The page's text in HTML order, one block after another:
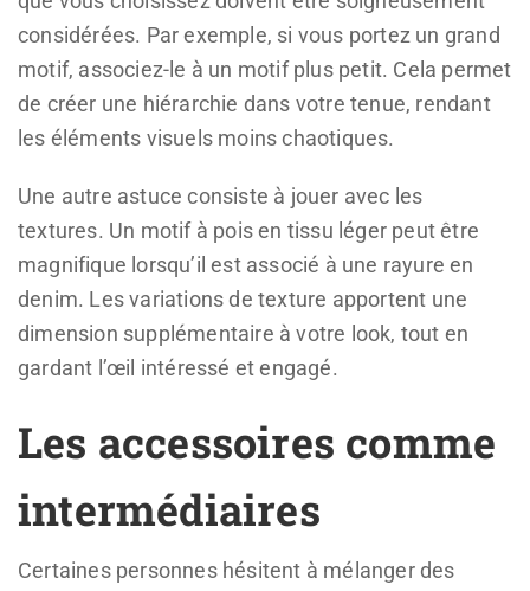
considérées. Par exemple, si vous portez un grand
motif, associez-le à un motif plus petit. Cela permet
de créer une hiérarchie dans votre tenue, rendant
les éléments visuels moins chaotiques.
Une autre astuce consiste à jouer avec les
textures. Un motif à pois en tissu léger peut être
magnifique lorsqu’il est associé à une rayure en
denim. Les variations de texture apportent une
dimension supplémentaire à votre look, tout en
gardant l’œil intéressé et engagé.
Les accessoires comme
intermédiaires
Certaines personnes hésitent à mélanger des